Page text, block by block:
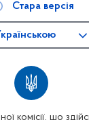
комісії, що
Стара версія